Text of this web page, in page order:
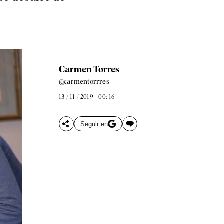
Carmen Torres
@carmentorrres
13 / 11 / 2019 - 00: 16
Seguir en